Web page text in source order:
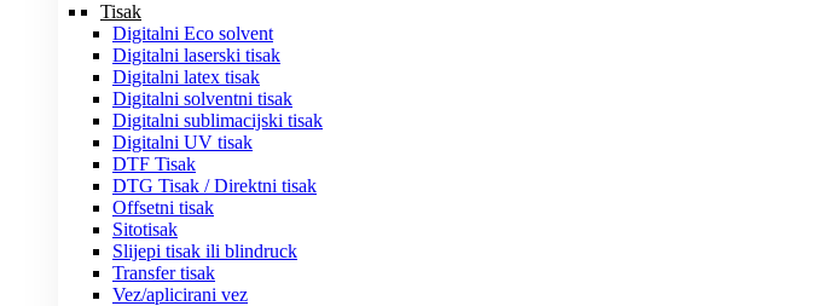
Tisak
Digitalni Eco solvent
Digitalni laserski tisak
Digitalni latex tisak
Digitalni solventni tisak
Digitalni sublimacijski tisak
Digitalni UV tisak
DTF Tisak
DTG Tisak / Direktni tisak
Offsetni tisak
Sitotisak
Slijepi tisak ili blindruck
Transfer tisak
Vez/aplicirani vez